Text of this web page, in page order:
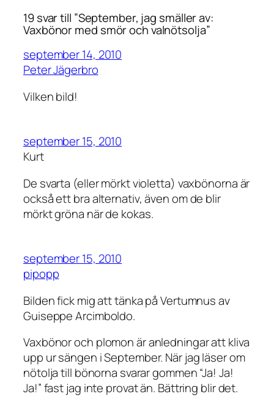
19 svar till ”September, jag smäller av:
Vaxbönor med smör och valnötsolja”
september 14, 2010
Peter Jägerbro
Vilken bild!
september 15, 2010
Kurt
De svarta (eller mörkt violetta) vaxbönorna är
också ett bra alternativ, även om de blir
mörkt gröna när de kokas.
september 15, 2010
pipopp
Bilden fick mig att tänka på Vertumnus av
Guiseppe Arcimboldo.
Vaxbönor och plomon är anledningar att kliva
upp ur sängen i September. När jag läser om
nötolja till bönorna svarar gommen “Ja! Ja!
Ja!” fast jag inte provat än. Bättring blir det.